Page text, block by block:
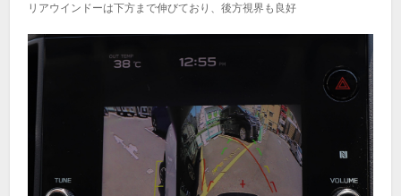
リアウインドーは下方まで伸びており、後方視界も良好